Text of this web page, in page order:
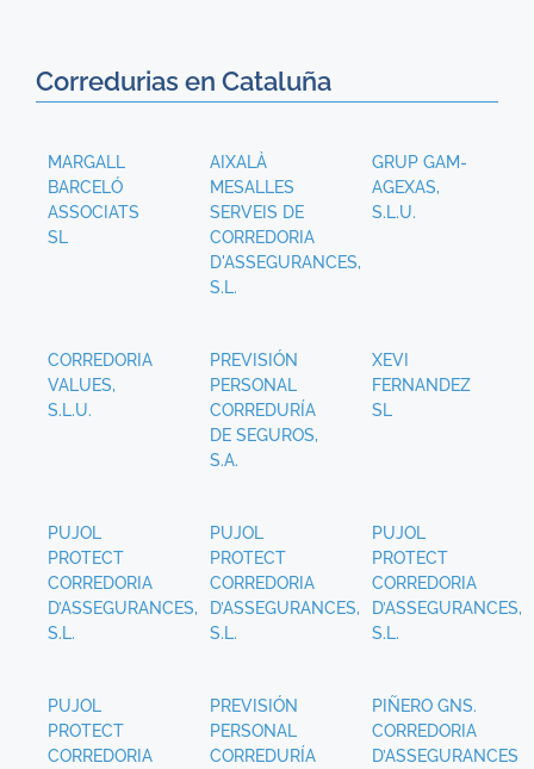
Corredurias en Cataluña
MARGALL
BARCELÓ
ASSOCIATS
SL
AIXALÀ
MESALLES
SERVEIS DE
CORREDORIA
D'ASSEGURANCES,
S.L.
GRUP GAM-
AGEXAS,
S.L.U.
CORREDORIA
VALUES,
S.L.U.
PREVISIÓN
PERSONAL
CORREDURÍA
DE SEGUROS,
S.A.
XEVI
FERNANDEZ
SL
PUJOL
PROTECT
CORREDORIA
D’ASSEGURANCES,
S.L.
PUJOL
PROTECT
CORREDORIA
D’ASSEGURANCES,
S.L.
PUJOL
PROTECT
CORREDORIA
D’ASSEGURANCES,
S.L.
PUJOL
PROTECT
CORREDORIA
PREVISIÓN
PERSONAL
CORREDURÍA
PIÑERO GNS.
CORREDORIA
D’ASSEGURANCES